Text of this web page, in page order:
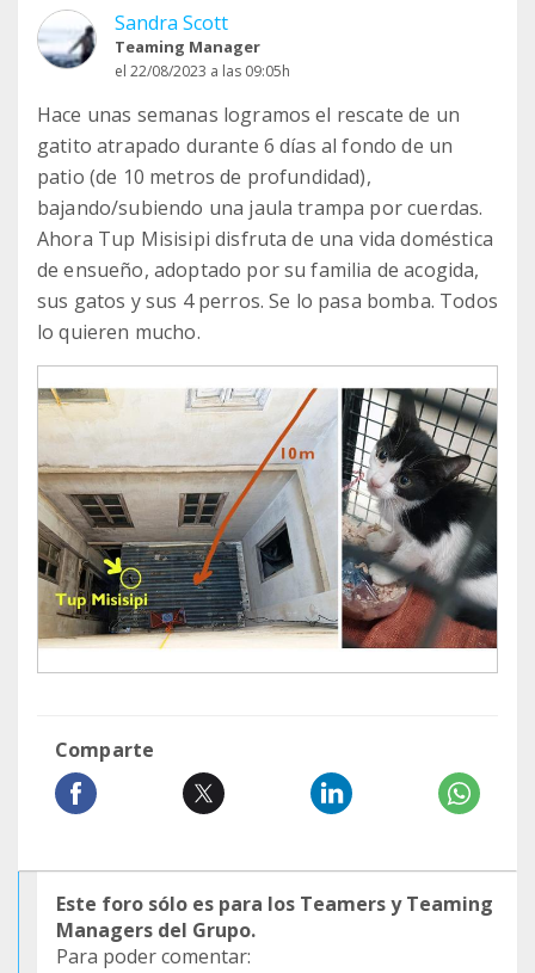
Sandra Scott
Teaming Manager
el 22/08/2023 a las 09:05h
Hace unas semanas logramos el rescate de un
gatito atrapado durante 6 días al fondo de un
patio (de 10 metros de profundidad),
bajando/subiendo una jaula trampa por cuerdas.
Ahora Tup Misisipi disfruta de una vida doméstica
de ensueño, adoptado por su familia de acogida,
sus gatos y sus 4 perros. Se lo pasa bomba. Todos
lo quieren mucho.
Comparte
Este foro sólo es para los Teamers y Teaming
Managers del Grupo.
Para poder comentar: